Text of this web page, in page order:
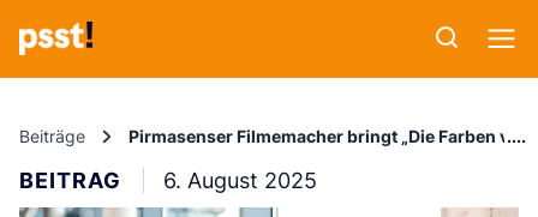
Beiträge Pirmasenser Filmemacher bringt „Die Farben von
BEITRAG 6. August 2025